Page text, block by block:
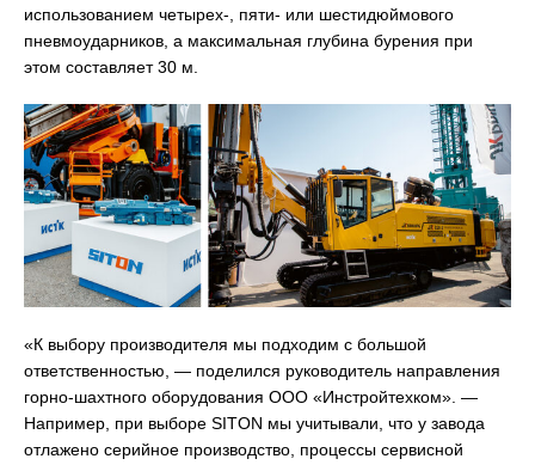
использованием четырех-, пяти- или шестидюймового
пневмоударников, а максимальная глубина бурения при
этом составляет 30 м.
«К выбору производителя мы подходим с большой
ответственностью, — поделился руководитель направления
горно-шахтного оборудования ООО «Инстройтехком». —
Например, при выборе SITON мы учитывали, что у завода
отлажено серийное производство, процессы сервисной